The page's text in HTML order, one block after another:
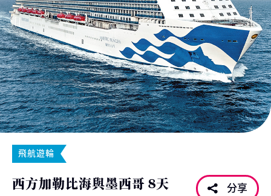
飛航遊輪
西方加勒比海與墨西哥 8天 分享